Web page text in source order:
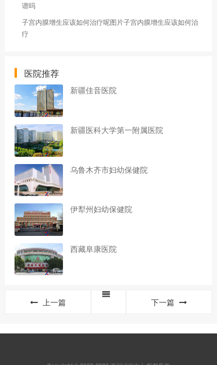
谱吗
子宫内膜增生应该如何治疗呢图片子宫内膜增生应该如何治
疗
医院推荐
新疆佳音医院
新疆医科大学第一附属医院
乌鲁木齐市妇幼保健院
伊犁州妇幼保健院
西藏阜康医院
上一篇 下一篇